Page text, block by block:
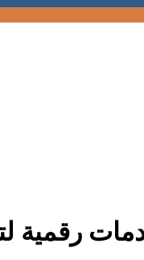
رقمية